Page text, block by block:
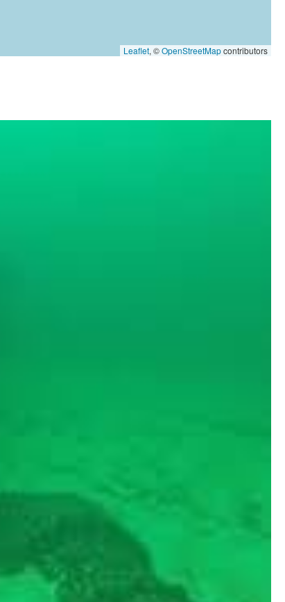
Leaflet, ©OpenStreetMapcontributors